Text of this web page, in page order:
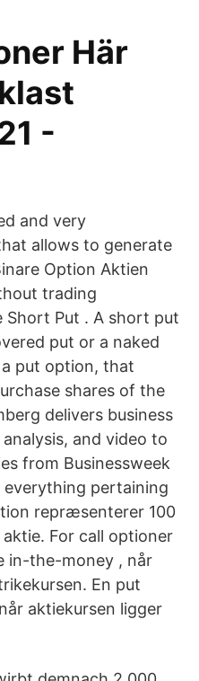
Här
-
and very
allows to generate
Option Aktien
trading
Short Put . A short put
put or a naked
put option, that
shares of the
delivers business
and video to
from Businessweek
everything pertaining
repræsenterer 100
For call optioner
in-the-money , når
En put
aktiekursen ligger